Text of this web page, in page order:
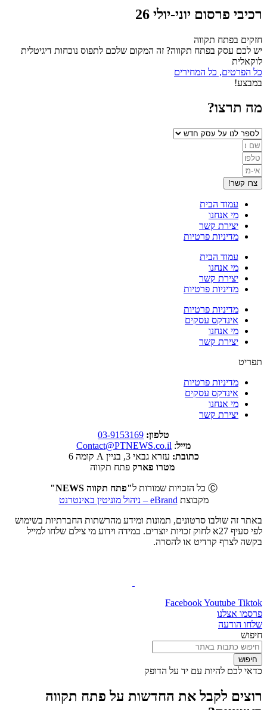
רכיבי פרסום יוני-יולי 26
חזקים בפתח תקווה
יש לכם עסק בפתח תקווה? זה המקום שלכם לתפוס נוכחות דיגיטלית
לוקאלית
כל הפרטים, כל המחירים
במבצע!
מה תרצו?
צרו קשר!
עמוד הבית
מי אנחנו
יצירת קשר
מדיניות פרטיות
עמוד הבית
מי אנחנו
יצירת קשר
מדיניות פרטיות
מדיניות פרטיות
אינדקס עסקים
מי אנחנו
יצירת קשר
תפריט
מדיניות פרטיות
אינדקס עסקים
מי אנחנו
יצירת קשר
טלפון: 03-9153169
מייל:
Contact@PTNEWS.co.il
כתובת: עזרא גבאי 3, בניין A קומה 6
מטרו פארק פתח תקווה
Ⓒ כל הזכויות שמורות ל
"פתח תקווה NEWS"
מקבוצת eBrand – ניהול מוניטין באינטרנט
באתר זה שולבו סרטונים, תמונות ומידע מהרשתות החברתיות בשימוש
לפי סעיף 27א לחוק זכויות יוצרים. במידה וידוע מי צילם שלחו למייל
בקשה לצרף קרדיט או להסרה.
FacebookYoutube Tiktok
פרסמו אצלנו
שלחו הודעה
חיפוש
חיפוש
כדאי לכם להיות עם יד על הדופק
רוצים לקבל את החדשות על פתח תקווה